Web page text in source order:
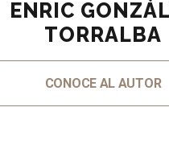
ENRIC
TORRALBA
CONOCE AL AUTOR